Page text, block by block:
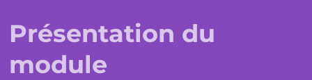
Présentation du
module